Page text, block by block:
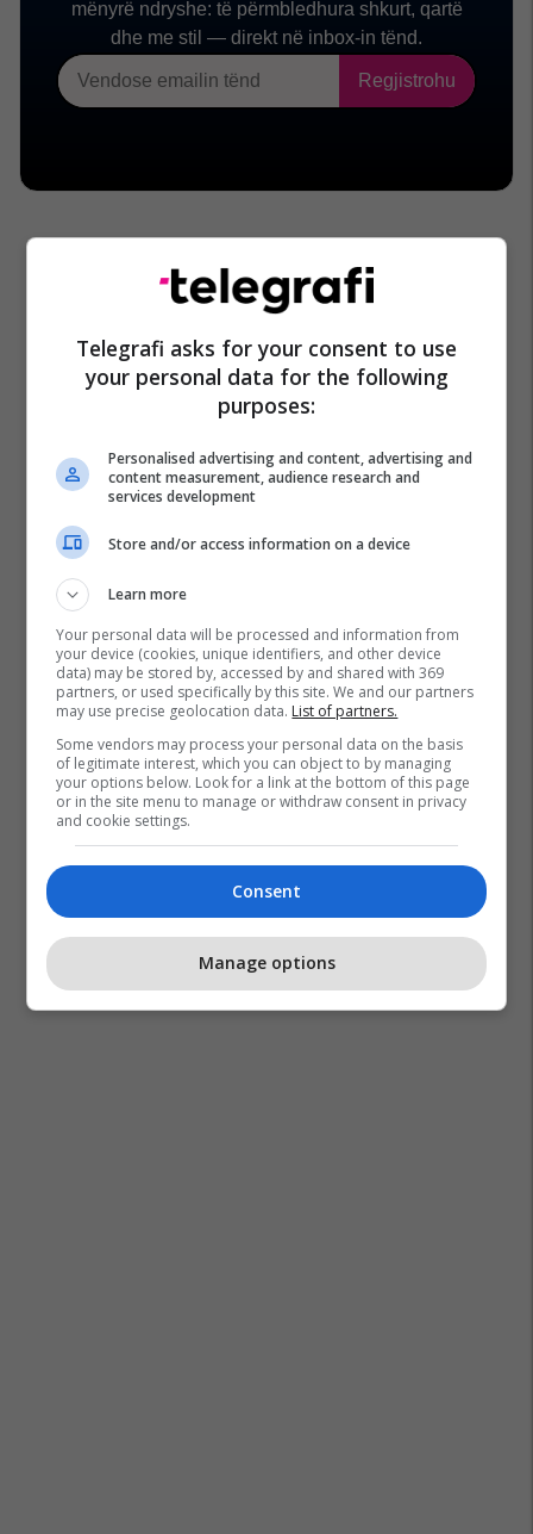
Telegrafi asks for your consent to use
your personal data for the following
purposes:
Personalised advertising and content, advertising and
content measurement, audience research and
services development
Store and/or access information on a device
Learn more
Your personal data will be processed and information from
your device (cookies, unique identifiers, and other device
data) may be stored by, accessed by and shared with 369
partners, or used specifically by this site. We and our partners
may use precise geolocation data. List of partners.
Some vendors may process your personal data on the basis
of legitimate interest, which you can object to by managing
your options below. Look for a link at the bottom of this page
or in the site menu to manage or withdraw consent in privacy
and cookie settings.
Consent
Manage options